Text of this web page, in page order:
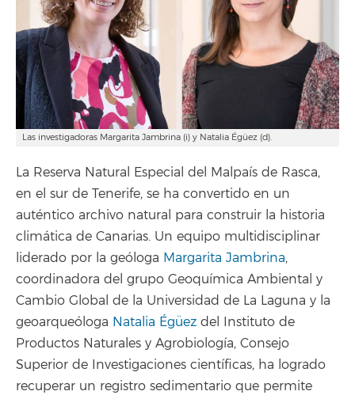
Las investigadoras Margarita Jambrina (i) y Natalia Égüez (d).
La Reserva Natural Especial del Malpaís de Rasca,
en el sur de Tenerife, se ha convertido en un
auténtico archivo natural para construir la historia
climática de Canarias. Un equipo multidisciplinar
liderado por la geóloga Margarita Jambrina,
coordinadora del grupo Geoquímica Ambiental y
Cambio Global de la Universidad de La Laguna y la
geoarqueóloga Natalia Égüez del Instituto de
Productos Naturales y Agrobiología, Consejo
Superior de Investigaciones científicas, ha logrado
recuperar un registro sedimentario que permite